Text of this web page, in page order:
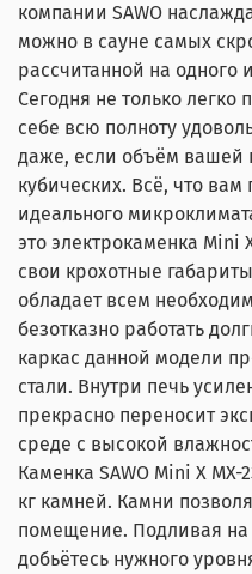
компании SAWO
можно в сауне самых
рассчитанной на одного
Сегодня не только легко
себе всю полноту
даже, если объём вашей
кубических. Всё, что
идеального
это электрокаменка Mini
свои крохотные
обладает всем
безотказно работать
каркас данной модели
стали. Внутри печь
прекрасно переносит
среде с высокой
Каменка SAWO Mini X
кг камней. Камни
помещение. Подливая на
добьётесь нужного